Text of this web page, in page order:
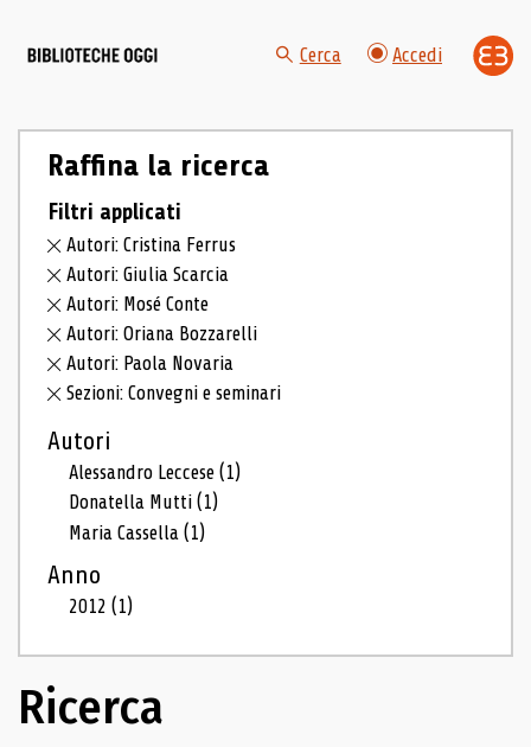
Cerca Accedi
Raffina la ricerca
Filtri applicati
Autori: Cristina Ferrus
Autori: Giulia Scarcia
Autori: Mosé Conte
Autori: Oriana Bozzarelli
Autori: Paola Novaria
Sezioni: Convegni e seminari
Autori
Alessandro Leccese(1)
Donatella Mutti(1)
Maria Cassella(1)
Anno
2012(1)
Ricerca